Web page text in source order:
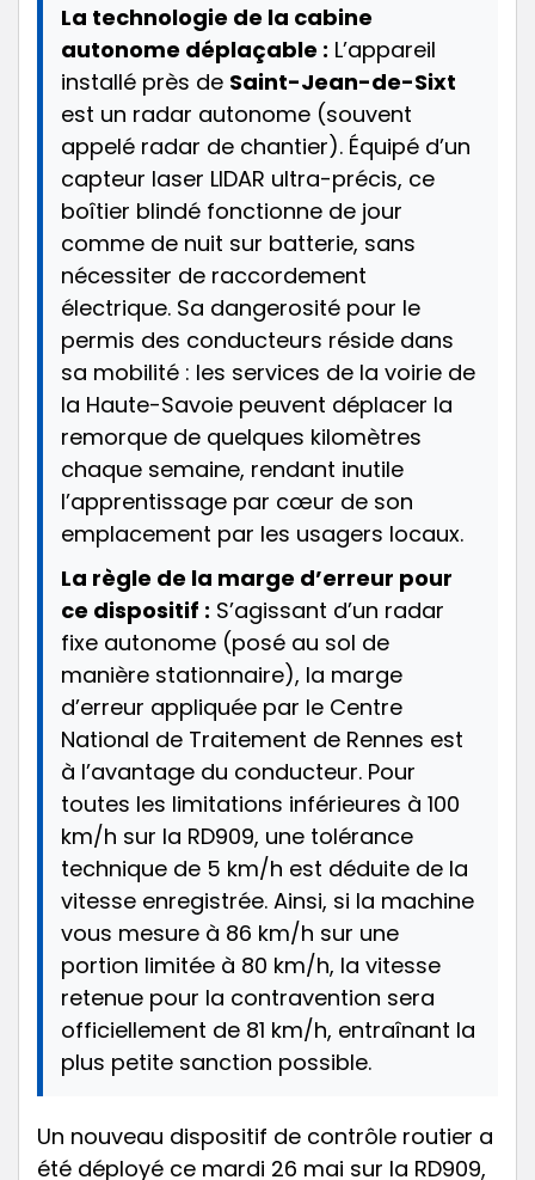
La technologie de la cabine
autonome déplaçable : L’appareil
installé près de Saint-Jean-de-Sixt
est un radar autonome (souvent
appelé radar de chantier). Équipé d’un
capteur laser LIDAR ultra-précis, ce
boîtier blindé fonctionne de jour
comme de nuit sur batterie, sans
nécessiter de raccordement
électrique. Sa dangerosité pour le
permis des conducteurs réside dans
sa mobilité : les services de la voirie de
la Haute-Savoie peuvent déplacer la
remorque de quelques kilomètres
chaque semaine, rendant inutile
l’apprentissage par cœur de son
emplacement par les usagers locaux.
La règle de la marge d’erreur pour
ce dispositif : S’agissant d’un radar
fixe autonome (posé au sol de
manière stationnaire), la marge
d’erreur appliquée par le Centre
National de Traitement de Rennes est
à l’avantage du conducteur. Pour
toutes les limitations inférieures à 100
km/h sur la RD909, une tolérance
technique de 5 km/h est déduite de la
vitesse enregistrée. Ainsi, si la machine
vous mesure à 86 km/h sur une
portion limitée à 80 km/h, la vitesse
retenue pour la contravention sera
officiellement de 81 km/h, entraînant la
plus petite sanction possible.
Un nouveau dispositif de contrôle routier a
été déployé ce mardi 26 mai sur la RD909,